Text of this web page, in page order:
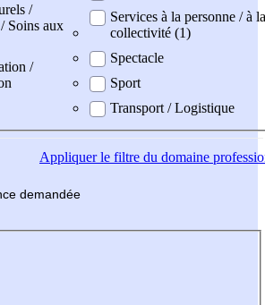
/
Soins aux
/
Services à la personne / à la
collectivité (1)
Spectacle
Sport
Transport / Logistique
Appliquerle filtre du domaine
demandée